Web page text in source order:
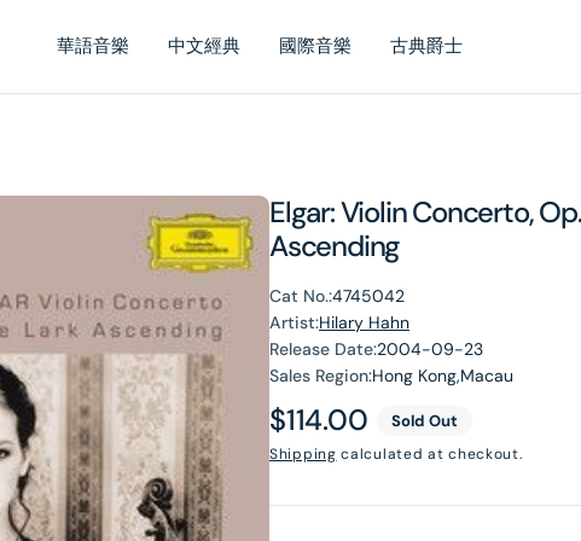
華語音樂 中文經典 國際音樂 古典爵士
Elgar: Violin Concerto,
Ascending
Cat No.:4745042
Artist:Hilary Hahn
Release Date:2004-09-23
Sales Region:Hong Kong,Macau
Regular
price
$114.00 Sold Out
Shipping calculated at checkout.